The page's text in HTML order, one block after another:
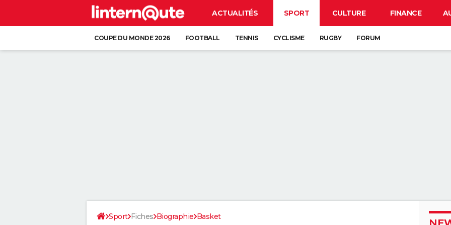
ACTUALITÉS SPORT CULTURE FINANCE
COUPE DU MONDE 2026 FOOTBALL TENNIS CYCLISME RUGBY FORUM
Sport Fiches Biographie Basket